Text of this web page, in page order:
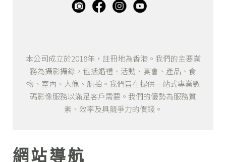
本公司成立於2018年，註冊地為香港。我們的主要業
務為攝影攝錄，包括婚禮、活動、宴會、產品、食
物、室內、人像、航拍。我們旨在提供一站式專業數
碼影像服務以滿足客戶需要。我們的優勢為服務質
素、效率及具競爭力的價錢。
網站導航